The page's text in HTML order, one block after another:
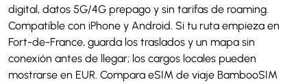
digital, datos 5G/4G prepago y sin tarifas de roaming.
Compatible con iPhone y Android. Si tu ruta empieza en
Fort-de-France, guarda los traslados y un mapa sin
conexión antes de llegar; los cargos locales pueden
mostrarse en EUR. Compara eSIM de viaje BambooSIM